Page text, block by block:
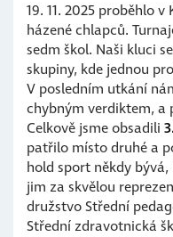
19. 11. 2025 proběhlo
házené chlapců.
sedm škol. Naši kluci
skupiny, kde jednou
V posledním utkání
chybným verdiktem, a
Celkově jsme obsadili
patřilo místo druhé a
hold sport někdy
jim za skvělou
družstvo Střední
Střední zdravotnická